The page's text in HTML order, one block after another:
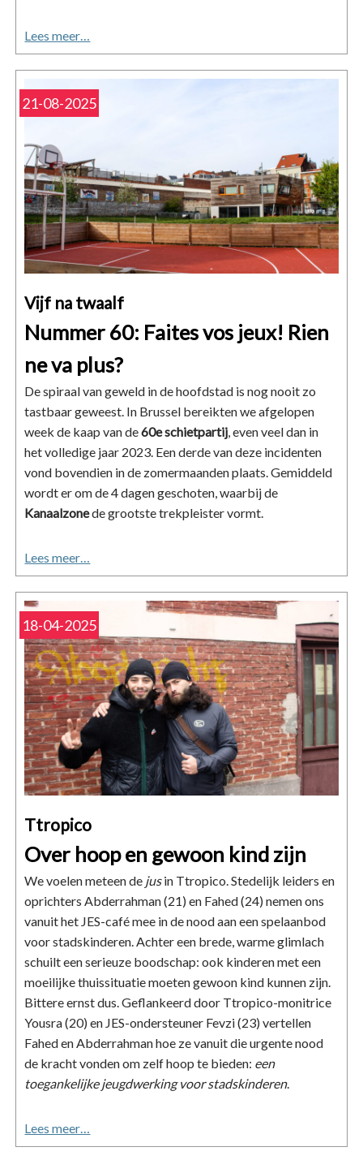
Lees meer…
21-08-2025
Vijf na twaalf
Nummer 60: Faites vos jeux! Rien
ne va plus?
De spiraal van geweld in de hoofdstad is nog nooit zo
tastbaar geweest. In Brussel bereikten we afgelopen
week de kaap van de60e schietpartij , even veel dan in
het volledige jaar 2023. Een derde van deze incidenten
vond bovendien in de zomermaanden plaats. Gemiddeld
wordt er om de 4 dagen geschoten, waarbij de
Kanaalzonede grootste trekpleister vormt.
Lees meer…
18-04-2025
Ttropico
Over hoop en gewoon kind zijn
We voelen meteen de jusin Ttropico. Stedelijk leiders en
oprichters Abderrahman (21) en Fahed (24) nemen ons
vanuit het JES-café mee in de nood aan een spelaanbod
voor stadskinderen. Achter een brede, warme glimlach
schuilt een serieuze boodschap: ook kinderen met een
moeilijke thuissituatie moeten gewoon kind kunnen zijn.
Bittere ernst dus. Geflankeerd door Ttropico-monitrice
Yousra (20) en JES-ondersteuner Fevzi (23) vertellen
Fahed en Abderrahman hoe ze vanuit die urgente nood
de kracht vonden om zelf hoop te bieden: een
toegankelijke jeugdwerking voor stadskinderen.
Lees meer…